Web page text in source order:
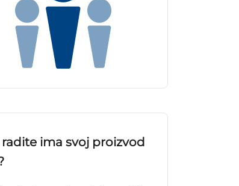
ima svoj proizvod